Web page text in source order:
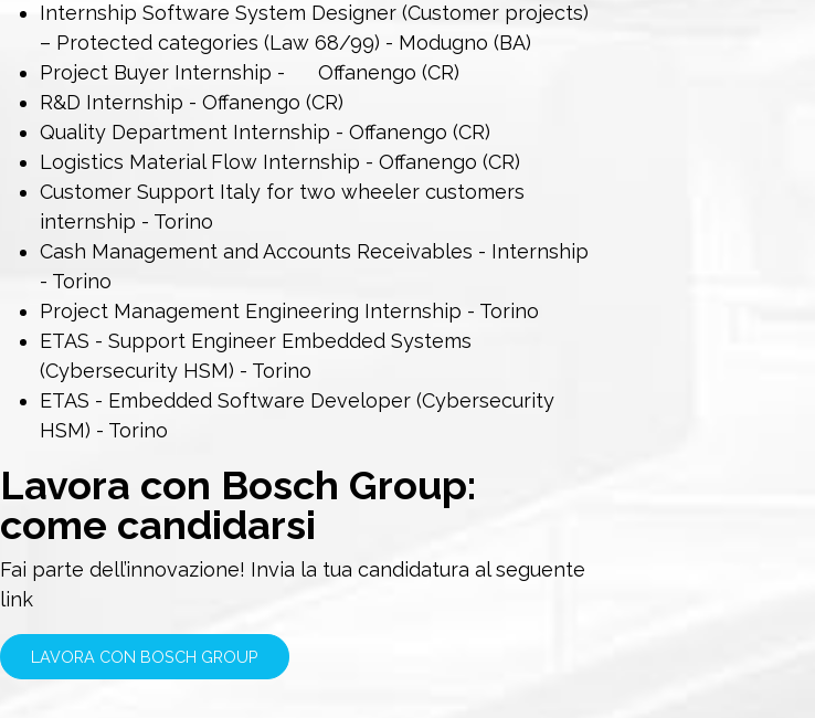
Internship Software System Designer (Customer projects)
– Protected categories (Law 68/99) - Modugno (BA)
Project Buyer Internship - Offanengo (CR)
R&D Internship - Offanengo (CR)
Quality Department Internship - Offanengo (CR)
Logistics Material Flow Internship - Offanengo (CR)
Customer Support Italy for two wheeler customers
internship - Torino
Cash Management and Accounts Receivables - Internship
- Torino
Project Management Engineering Internship - Torino
ETAS - Support Engineer Embedded Systems
(Cybersecurity HSM) - Torino
ETAS - Embedded Software Developer (Cybersecurity
HSM) - Torino
Lavora con Bosch Group:
come candidarsi
Fai parte dell’innovazione! Invia la tua candidatura al seguente
link
LAVORA CON BOSCH GROUP